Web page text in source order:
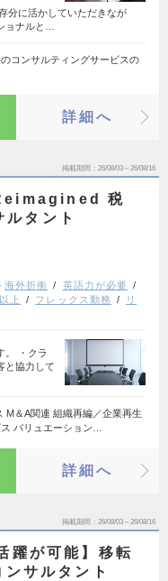
分に活かしていただきなが
ョナルと…
コンサルティングサービスの
詳細へ
掲載期間 26/08/03～26/08/16
税
タント
海外折衝
英語力が必要
上 フレックス勤務
リ
。 ・クラ
と協力して
M＆A関連 組織再編／企業再生
バリュエーション…
詳細へ
掲載期間 26/08/03～26/08/16
躍が可能】移転
サルタント